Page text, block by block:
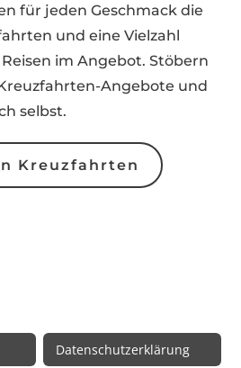
für jeden Geschmack die
und eine Vielzahl
im Angebot. Stöbern
Angebote und
selbst.
Kreuzfahrten
Datenschutzerklärung